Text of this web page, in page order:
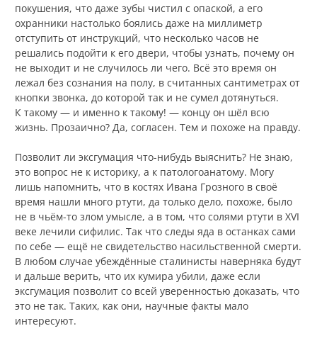
покушения, что даже зубы чистил с опаской, а его
охранники настолько боялись даже на миллиметр
отступить от инструкций, что несколько часов не
решались подойти к его двери, чтобы узнать, почему он
не выходит и не случилось ли чего. Всё это время он
лежал без сознания на полу, в считанных сантиметрах от
кнопки звонка, до которой так и не сумел дотянуться.
К такому — и именно к такому! — концу он шёл всю
жизнь. Прозаично? Да, согласен. Тем и похоже на правду.
Позволит ли эксгумация что-нибудь выяснить? Не знаю,
это вопрос не к историку, а к патологоанатому. Могу
лишь напомнить, что в костях Ивана Грозного в своё
время нашли много ртути, да только дело, похоже, было
не в чьём-то злом умысле, а в том, что солями ртути в XVI
веке лечили сифилис. Так что следы яда в останках сами
по себе — ещё не свидетельство насильственной смерти.
В любом случае убеждённые сталинисты наверняка будут
и дальше верить, что их кумира убили, даже если
эксгумация позволит со всей уверенностью доказать, что
это не так. Таких, как они, научные факты мало
интересуют.